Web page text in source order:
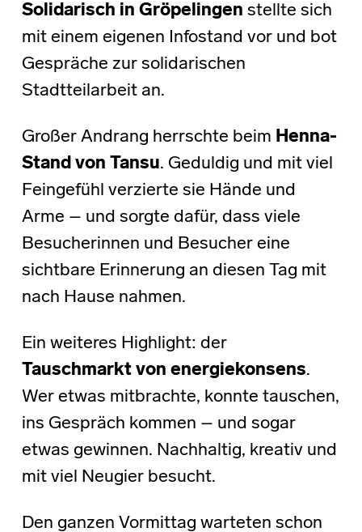
Solidarisch in Gröpelingen stellte sich
mit einem eigenen Infostand vor und bot
Gespräche zur solidarischen
Stadtteilarbeit an.
Großer Andrang herrschte beim Henna-
Stand von Tansu. Geduldig und mit viel
Feingefühl verzierte sie Hände und
Arme – und sorgte dafür, dass viele
Besucherinnen und Besucher eine
sichtbare Erinnerung an diesen Tag mit
nach Hause nahmen.
Ein weiteres Highlight: der
Tauschmarkt von energiekonsens.
Wer etwas mitbrachte, konnte tauschen,
ins Gespräch kommen – und sogar
etwas gewinnen. Nachhaltig, kreativ und
mit viel Neugier besucht.
Den ganzen Vormittag warteten schon